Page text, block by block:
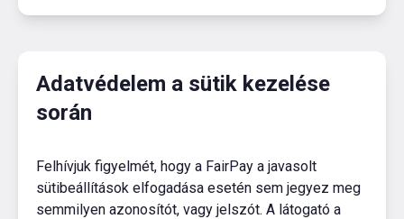
Adatvédelem a sütik kezelése
során
Felhívjuk figyelmét, hogy a FairPay a javasolt
sütibeállítások elfogadása esetén sem jegyez meg
semmilyen azonosítót, vagy jelszót. A látogató a